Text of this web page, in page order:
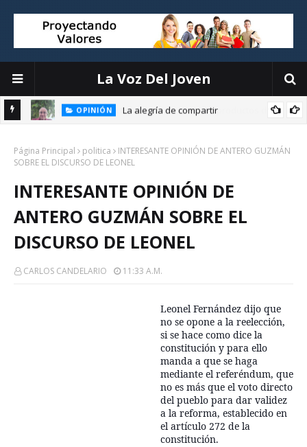
La Voz Del Joven
OPINIÓN
La alegría de compartir
Página Principal politica
INTERESANTE OPINIÓN DE ANTERO GUZMÁN
SOBRE EL DISCURSO DE LEONEL
INTERESANTE OPINIÓN DE
ANTERO GUZMÁN SOBRE EL
DISCURSO DE LEONEL
CARLOS CANDELARIO 11:33 A.m.
Leonel Fernández dijo que
no se opone a la reelección,
si se hace como dice la
constitución y para ello
manda a que se haga
mediante el referéndum, que
no es más que el voto directo
del pueblo para dar validez
a la reforma, establecido en
el artículo 272 de la
constitución.